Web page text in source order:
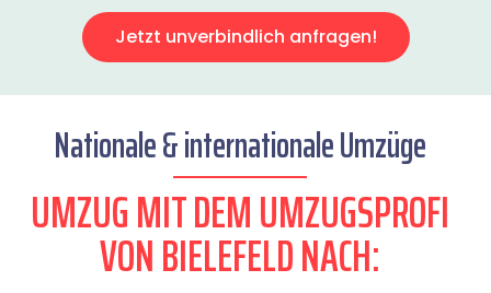
Jetzt unverbindlich anfragen!
Nationale & internationale Umzüge
UMZUG MIT DEM UMZUGSPROFI
VON BIELEFELD NACH: